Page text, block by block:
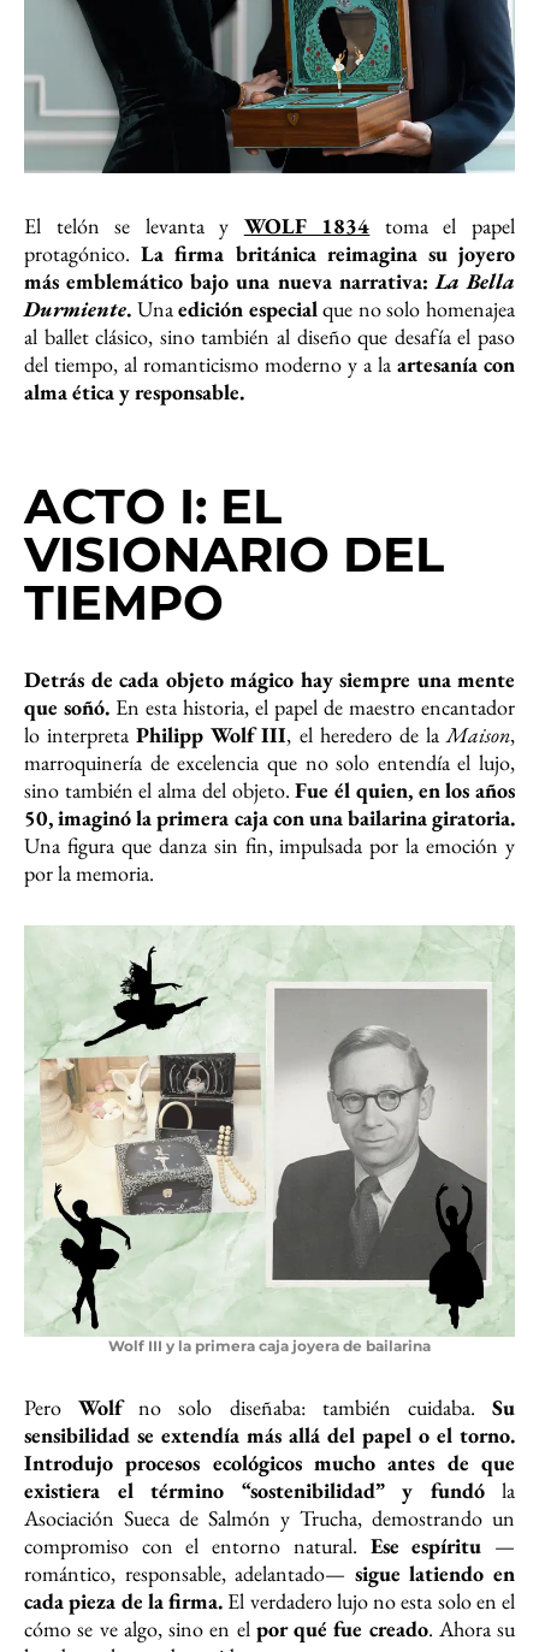
El telón se levanta y WOLF 1834 toma el papel
protagónico.La firma británica reimagina su joyero
más emblemático bajo una nueva narrativa:La Bella
Durmiente. Unaedición especialque no solo homenajea
al ballet clásico, sino también al diseño que desafía el paso
del tiempo, al romanticismo moderno y a la artesanía con
alma ética y responsable.
ACTO I: EL
VISIONARIO DEL
TIEMPO
Detrás de cada objeto mágico hay siempre una mente
que soñó. En esta historia, el papel de maestro encantador
lo interpretaPhilipp Wolf III, el heredero de laMaison,
marroquinería de excelencia que no solo entendía el lujo,
sino también el alma del objeto.Fue él quien, en los años
50, imaginó la primera caja con una bailarina giratoria.
Una figura que danza sin fin, impulsada por la emoción y
por la memoria.
Wolf III y la primera caja joyera de bailarina
PeroWolfno solo diseñaba: también cuidaba.Su
sensibilidad se extendía más allá del papel o el torno.
Introdujo procesos ecológicos mucho antes de que
existiera el término “sostenibilidad” y fundó la
Asociación Sueca de Salmón y Trucha, demostrando un
compromiso con el entorno natural. Ese espíritu —
romántico, responsable, adelantado— sigue latiendo en
cada pieza de la firma. El verdadero lujo no esta solo en el
cómo se ve algo, sino en el por qué fue creado. Ahora su